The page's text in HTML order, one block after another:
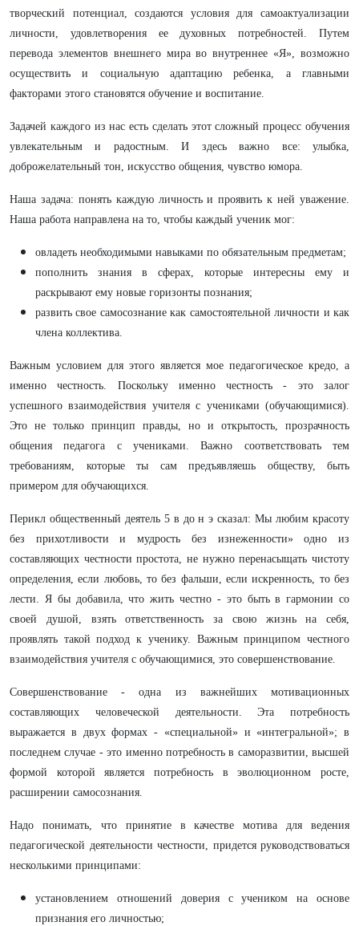
творческий потенциал, создаются условия для самоактуализации
личности, удовлетворения ее духовных потребностей. Путем
перевода элементов внешнего мира во внутреннее «Я», возможно
осуществить и социальную адаптацию ребенка, а главными
факторами этого становятся обучение и воспитание.
Задачей каждого из нас есть сделать этот сложный процесс обучения
увлекательным и радостным. И здесь важно все: улыбка,
доброжелательный тон, искусство общения, чувство юмора.
Наша задача: понять каждую личность и проявить к ней уважение.
Наша работа направлена на то, чтобы каждый ученик мог:
овладеть необходимыми навыками по обязательным предметам;
пополнить знания в сферах, которые интересны ему и
раскрывают ему новые горизонты познания;
развить свое самосознание как самостоятельной личности и как
члена коллектива.
Важным условием для этого является мое педагогическое кредо, а
именно честность. Поскольку именно честность - это залог
успешного взаимодействия учителя с учениками (обучающимися).
Это не только принцип правды, но и открытость, прозрачность
общения педагога с учениками. Важно соответствовать тем
требованиям, которые ты сам предъявляешь обществу, быть
примером для обучающихся.
Перикл общественный деятель 5 в до н э сказал: Мы любим красоту
без прихотливости и мудрость без изнеженности» одно из
составляющих честности простота, не нужно перенасыщать чистоту
определения, если любовь, то без фальши, если искренность, то без
лести. Я бы добавила, что жить честно - это быть в гармонии со
своей душой, взять ответственность за свою жизнь на себя,
проявлять такой подход к ученику. Важным принципом честного
взаимодействия учителя с обучающимися, это совершенствование.
Совершенствование - одна из важнейших мотивационных
составляющих человеческой деятельности. Эта потребность
выражается в двух формах - «специальной» и «интегральной»; в
последнем случае - это именно потребность в саморазвитии, высшей
формой которой является потребность в эволюционном росте,
расширении самосознания.
Надо понимать, что принятие в качестве мотива для ведения
педагогической деятельности честности, придется руководствоваться
несколькими принципами:
установлением отношений доверия с учеником на основе
признания его личностью;